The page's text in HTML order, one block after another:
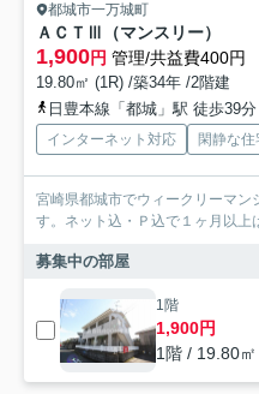
都城市一万城町
ＡＣＴⅢ（マンスリー）
1,900円 管理/共益費400円
19.80㎡ (1R) /築34年 /2階建
日豊本線「都城」駅 徒歩39分
インターネット対応 閑静な住
宮崎県都城市でウィークリーマ
す。ネット込・Ｐ込で１ヶ月以上
募集中の部屋
1階
1,900円
1階 / 19.80